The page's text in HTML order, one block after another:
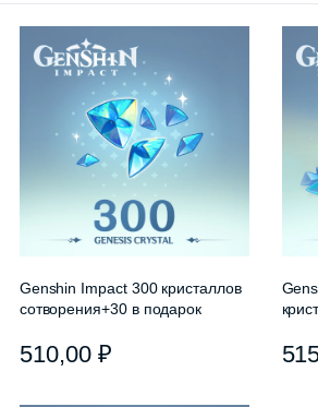
Genshin Impact 300 кристаллов
сотворения+30 в подарок
510,00 ₽